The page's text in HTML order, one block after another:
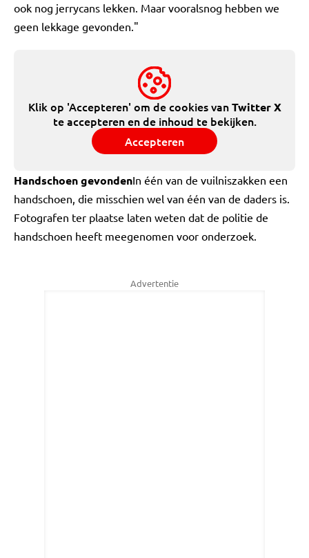
ook nog jerrycans lekken. Maar vooralsnog hebben we
geen lekkage gevonden."
Klik op 'Accepteren' om de cookies vanTwitter X
te accepteren en de inhoud te bekijken.
Accepteren
Handschoen gevondenIn één van de vuilniszakken een
handschoen, die misschien wel van één van de daders is.
Fotografen ter plaatse laten weten dat de politie de
handschoen heeft meegenomen voor onderzoek.
Advertentie